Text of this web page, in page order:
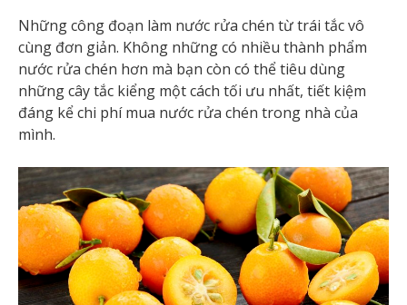
Những công đoạn làm nước rửa chén từ trái tắc vô
cùng đơn giản. Không những có nhiều thành phẩm
nước rửa chén hơn mà bạn còn có thể tiêu dùng
những cây tắc kiểng một cách tối ưu nhất, tiết kiệm
đáng kể chi phí mua nước rửa chén trong nhà của
mình.